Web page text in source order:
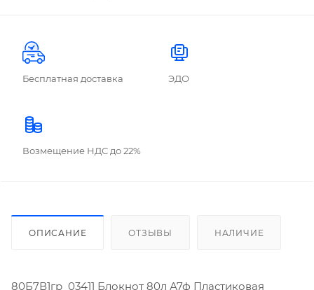
Бесплатная доставка ЭДО
Возмещение НДС до 22%
ОПИСАНИЕ ОТЗЫВЫ НАЛИЧИЕ
80Б7В1гр_03411 Блокнот 80л А7ф Пластиковая